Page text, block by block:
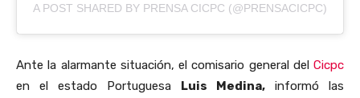
A POST SHARED BY PRENSA CICPC (@PRENSACICPC)
Ante la alarmante situación, el comisario general del Cicpc
en el estado Portuguesa Luis Medina, informó las